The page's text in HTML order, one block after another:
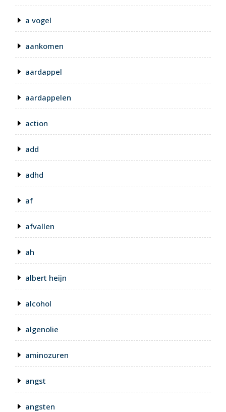
a vogel
aankomen
aardappel
aardappelen
action
add
adhd
af
afvallen
ah
albert heijn
alcohol
algenolie
aminozuren
angst
angsten